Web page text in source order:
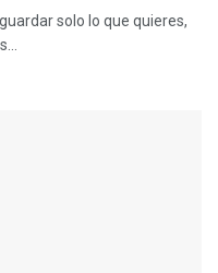
solo lo que quieres,